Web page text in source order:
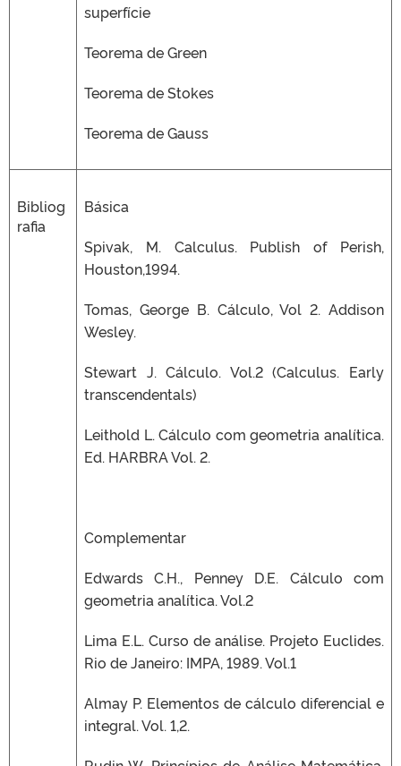
superfície
Teorema de Green
Teorema de Stokes
Teorema de Gauss
Bibliog
rafia
Básica
Spivak, M. Calculus. Publish of Perish,
Houston,1994.
Tomas, George B. Cálculo, Vol 2. Addison
Wesley.
Stewart J. Cálculo. Vol.2 (Calculus. Early
transcendentals)
Leithold L. Cálculo com geometria analítica.
Ed. HARBRA Vol. 2.
Complementar
Edwards C.H., Penney D.E. Cálculo com
geometria analítica. Vol.2
Lima E.L. Curso de análise. Projeto Euclides.
Rio de Janeiro: IMPA, 1989. Vol.1
Almay P. Elementos de cálculo diferencial e
integral. Vol. 1,2.